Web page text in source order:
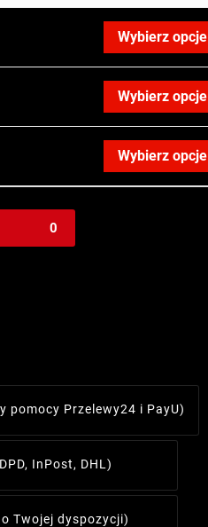
Wybierz opcje
Wybierz opcje
Wybierz opcje
0
pomocy Przelewy24 i PayU)
InPost, DHL)
Twojej dyspozycji)